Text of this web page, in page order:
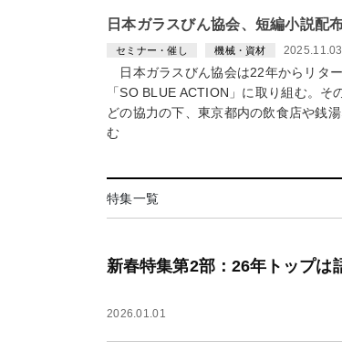
日本ガラスびん協会、短編小説
セミナー・催し 機械・資材 2025.11.03
日本ガラスびん協会は22年からリタ
「SO BLUE ACTION」に取り組む。
どの協力の下、東京都内の飲食店や銭
む
特集一覧
新春特集第2部：26年トップ
2026.01.01